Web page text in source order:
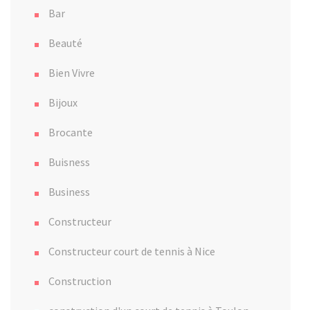
Bar
Beauté
Bien Vivre
Bijoux
Brocante
Buisness
Business
Constructeur
Constructeur court de tennis à Nice
Construction